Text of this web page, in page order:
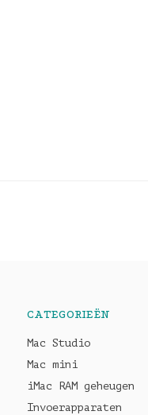
CATEGORIEËN
Mac Studio
Mac mini
iMac RAM geheugen
Invoerapparaten